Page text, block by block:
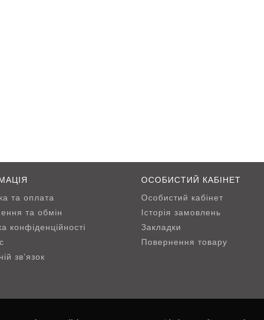
та оплата
та обмін
конфіденційності
зв’язок
ОСОБИСТИЙ КАБІНЕТ
Особистий кабінет
Історія замовлень
Закладки
Повернення товару